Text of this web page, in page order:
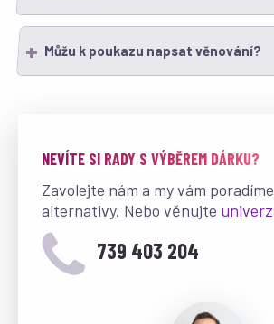
Můžu k poukazu napsat věnování?
NEVÍTE SI RADY S VÝBĚREM DÁRKU?
Zavolejte nám a my vám
alternativy. Nebo věnujte
739 403 204